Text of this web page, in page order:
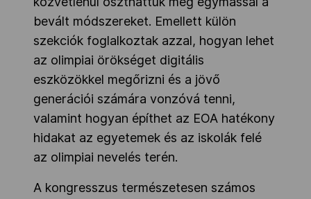
bevált módszereket. Emellett külön
szekciók foglalkoztak azzal, hogyan lehet
az olimpiai örökséget digitális
eszközökkel megőrizni és a jövő
generációi számára vonzóvá tenni,
valamint hogyan építhet az EOA hatékony
hidakat az egyetemek és az iskolák felé
az olimpiai nevelés terén.
A kongresszus természetesen számos